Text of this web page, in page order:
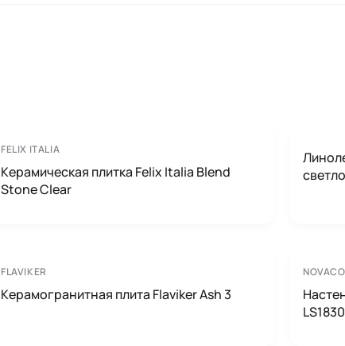
FELIX ITALIA
Керамическая плитка Felix Italia Blend
Stone Clear
FLAVIKER
Керамогранитная плита Flaviker Ash 3